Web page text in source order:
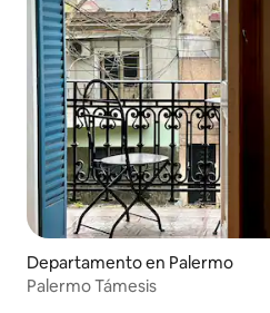
Departamento en Palermo
Palermo Támesis